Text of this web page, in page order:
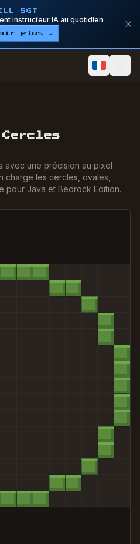
SGT
instructeur IA au quotidien
plus →
avec une précision au pixel
charge les cercles, ovales,
pour Java et Bedrock Edition.